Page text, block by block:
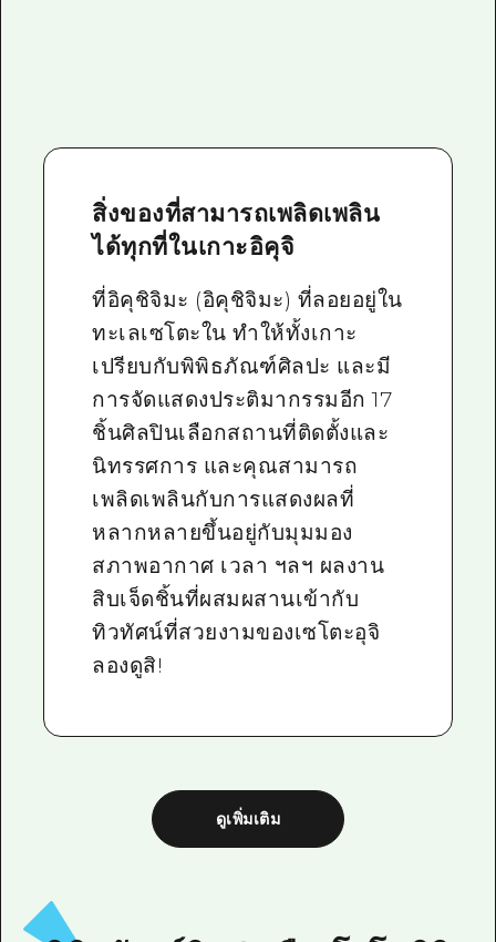
สิ่งของที่สามารถเพลิดเพลิน
ได้ทุกที่ในเกาะอิคุจิ
ที่อิคุชิจิมะ (อิคุชิจิมะ) ที่ลอยอยู่ใน
ทะเลเซโตะใน ทำให้ทั้งเกาะ
เปรียบกับพิพิธภัณฑ์ศิลปะ และมี
การจัดแสดงประติมากรรมอีก 17
ชิ้นศิลปินเลือกสถานที่ติดตั้งและ
นิทรรศการ และคุณสามารถ
เพลิดเพลินกับการแสดงผลที่
หลากหลายขึ้นอยู่กับมุมมอง
สภาพอากาศ เวลา ฯลฯ ผลงาน
สิบเจ็ดชิ้นที่ผสมผสานเข้ากับ
ทิวทัศน์ที่สวยงามของเซโตะอุจิ
ลองดูสิ!
ดูเพิ่มเติม